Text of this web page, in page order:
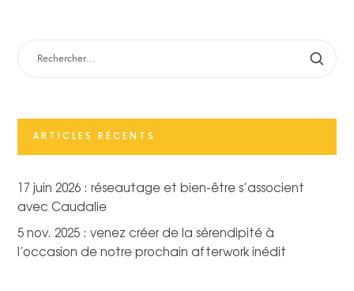
RECHERCHER :
ARTICLES RÉCENTS
17 juin 2026 : réseautage et bien-être s’associent
avec Caudalie
5 nov. 2025 : venez créer de la sérendipité à
l’occasion de notre prochain afterwork inédit